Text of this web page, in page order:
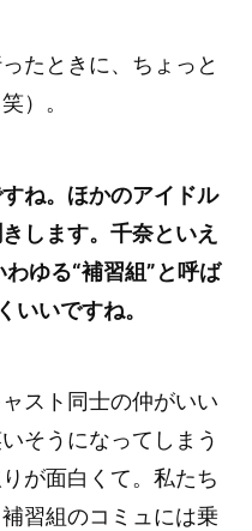
たときに、ちょっと
）。
ね。ほかのアイドル
します。千奈といえ
ゆる“補習組”と呼ば
いいですね。
スト同士の仲がいい
そうになってしまう
が面白くて。私たち
習組のコミュには乗